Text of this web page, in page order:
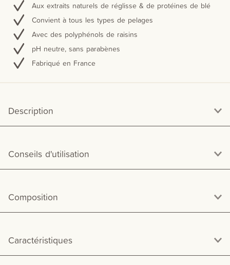
Aux extraits naturels de réglisse & de protéines de blé
Convient à tous les types de pelages
Avec des polyphénols de raisins
pH neutre, sans parabènes
Fabriqué en France
Description
Conseils d'utilisation
Composition
Caractéristiques